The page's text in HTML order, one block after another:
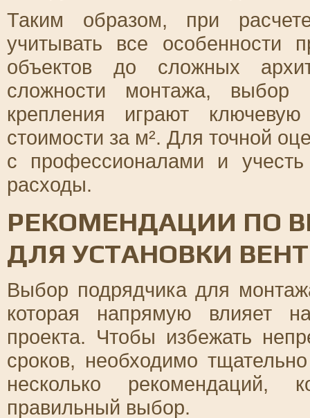
Таким образом, при
учитывать все особенности
объектов до сложных
сложности монтажа,
крепления играют
стоимости за м². Для точной
с профессионалами и
расходы.
РЕКОМЕНДАЦИИ ПО
ДЛЯ УСТАНОВКИ
Выбор подрядчика для
которая напрямую влияет
проекта. Чтобы избежать
сроков, необходимо
несколько рекомендаций,
правильный выбор.